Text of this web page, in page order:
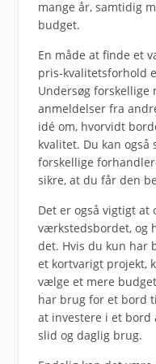
mange år, samtidig
budget.
En måde at finde et
pris-kvalitetsforhold
Undersøg
anmeldelser fra
idé om, hvorvidt
kvalitet. Du kan
forskellige
sikre, at du får den
Det er også vigtigt at
værkstedsbordet, og
det. Hvis du kun har
et kortvarigt projekt,
vælge et mere
har brug for et bord
at investere i et bord
slid og daglig brug.